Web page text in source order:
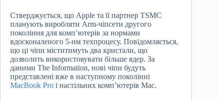
Стверджується, що Apple та її партнер TSMC
планують виробляти Arm-чіпсети другого
покоління для комп’ютерів за нормами
вдосконаленого 5-нм техпроцесу. Повідомляється,
що ці чіпи міститимуть два кристали, що
дозволить використовувати більше ядер. За
даними The Information, нові чіпи будуть
представлені вже в наступному поколінні
MacBook Pro і настільних комп’ютерів Mac.